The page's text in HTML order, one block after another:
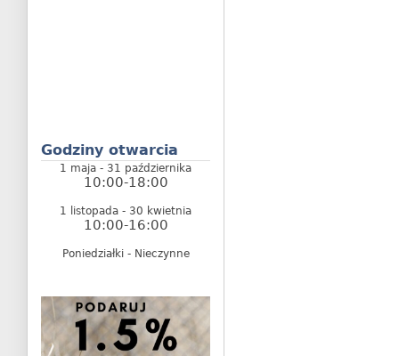
Godziny otwarcia
1 maja - 31 października
10:00-18:00
1 listopada - 30 kwietnia
10:00-16:00
Poniedziałki - Nieczynne